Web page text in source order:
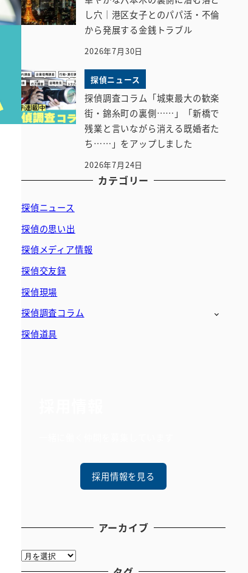
し穴｜港区女子とのパパ活・不倫
から発展する金銭トラブル
2026年7月30日
探偵ニュース
探偵調査コラム「城東最大の歓楽
街・錦糸町の裏側……」「新橋で
残業と言いながら消える既婚者た
ち……」をアップしました
2026年7月24日
カテゴリー
探偵ニュース
探偵の思い出
探偵メディア情報
探偵交友録
探偵現場
探偵調査コラム
探偵道具
採用情報を見る
アーカイブ
ア
ー